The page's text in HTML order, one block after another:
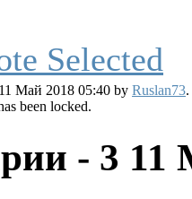
Май 2018 05:40 by Ruslan73.
been locked.
- 3 11